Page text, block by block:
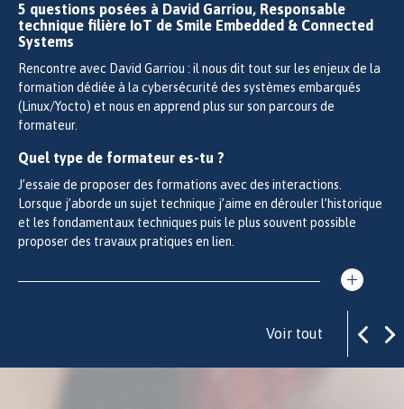
5 questions posées à David Garriou, Responsable
technique filière IoT de Smile Embedded & Connected
Systems
Rencontre avec David Garriou : il nous dit tout sur les enjeux de la
formation dédiée à la cybersécurité des systèmes embarqués
(Linux/Yocto) et nous en apprend plus sur son parcours de
formateur.
Quel type de formateur es-tu ?
J’essaie de proposer des formations avec des interactions.
Lorsque j’aborde un sujet technique j’aime en dérouler l’historique
et les fondamentaux techniques puis le plus souvent possible
proposer des travaux pratiques en lien.
Voir tout